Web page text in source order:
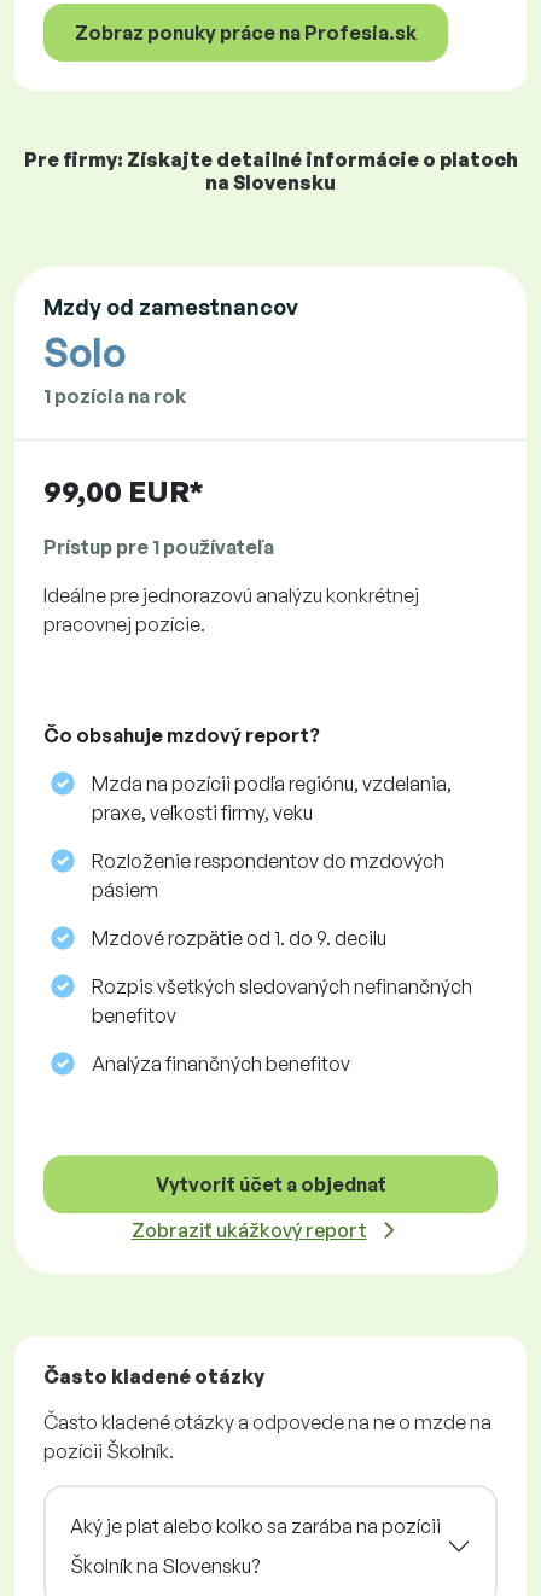
Zobraz ponuky práce na Profesia.sk
Pre firmy: Získajte detailné informácie o platoch
na Slovensku
Mzdy od zamestnancov
Solo
1 pozícia na rok
99,00 EUR*
Prístup pre 1 používateľa
Ideálne pre jednorazovú analýzu konkrétnej
pracovnej pozície.
Čo obsahuje mzdový report?
Mzda na pozícii podľa regiónu, vzdelania,
praxe, veľkosti firmy, veku
Rozloženie respondentov do mzdových
pásiem
Mzdové rozpätie od 1. do 9. decilu
Rozpis všetkých sledovaných nefinančných
benefitov
Analýza finančných benefitov
Vytvoriť účet a objednať
Zobraziť ukážkový report
Často kladené otázky
Často kladené otázky a odpovede na ne o mzde na
pozícii Školník.
Aký je plat alebo koľko sa zarába na pozícii
Školník na Slovensku?